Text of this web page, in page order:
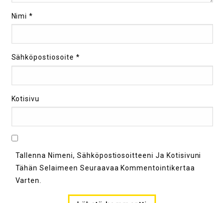
Nimi*
Sähköpostiosoite *
Kotisivu
Tallenna Nimeni, Sähköpostiosoitteeni Ja Kotisivuni
Tähän Selaimeen Seuraavaa Kommentointikertaa
Varten.